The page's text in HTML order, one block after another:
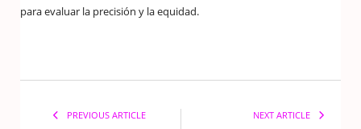
para evaluar la precisión y la equidad.
PREVIOUS ARTICLE NEXT ARTICLE